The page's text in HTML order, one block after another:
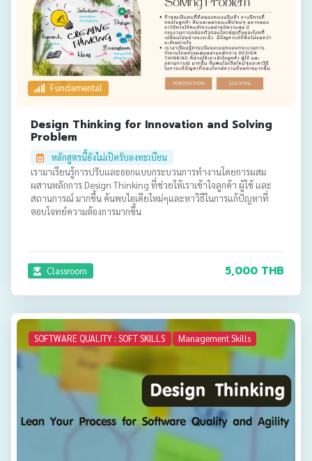
Fundamental
Design Thinking for Innovation and Solving
Problem
หลักสูตรนี้ยังไม่เปิดรับลงทะเบียน
เรามาเรียนรู้การปรับและออกแบบกระบวนการทำงานโดยการผสม
ผสานหลักการ Design Thinking ที่ช่วยให้เราเข้าใจลูกค้า ผู้ใช้ และ
สถานการณ์ มากขึ้น ค้นพบไอเดียใหม่ๆและหาวิธีในการแก้ปัญหาที่
ตอบโจทย์ความต้องการมากขึ้น
Classroom 5,000 THB
SOFTWARE QUALITY : SOFT SKILLS Management Skills